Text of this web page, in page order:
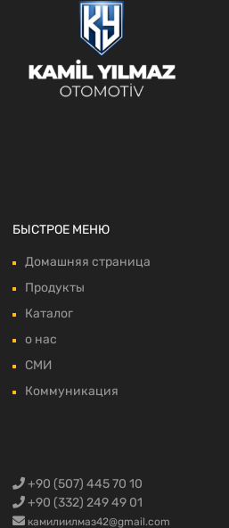
БЫСТРОЕ МЕНЮ
Домашняя страница
Продукты
Каталог
о нас
СМИ
Коммуникация
+90 (507) 445 70 10
+90 (332) 249 49 01
камилиилмаз42@gmail.com